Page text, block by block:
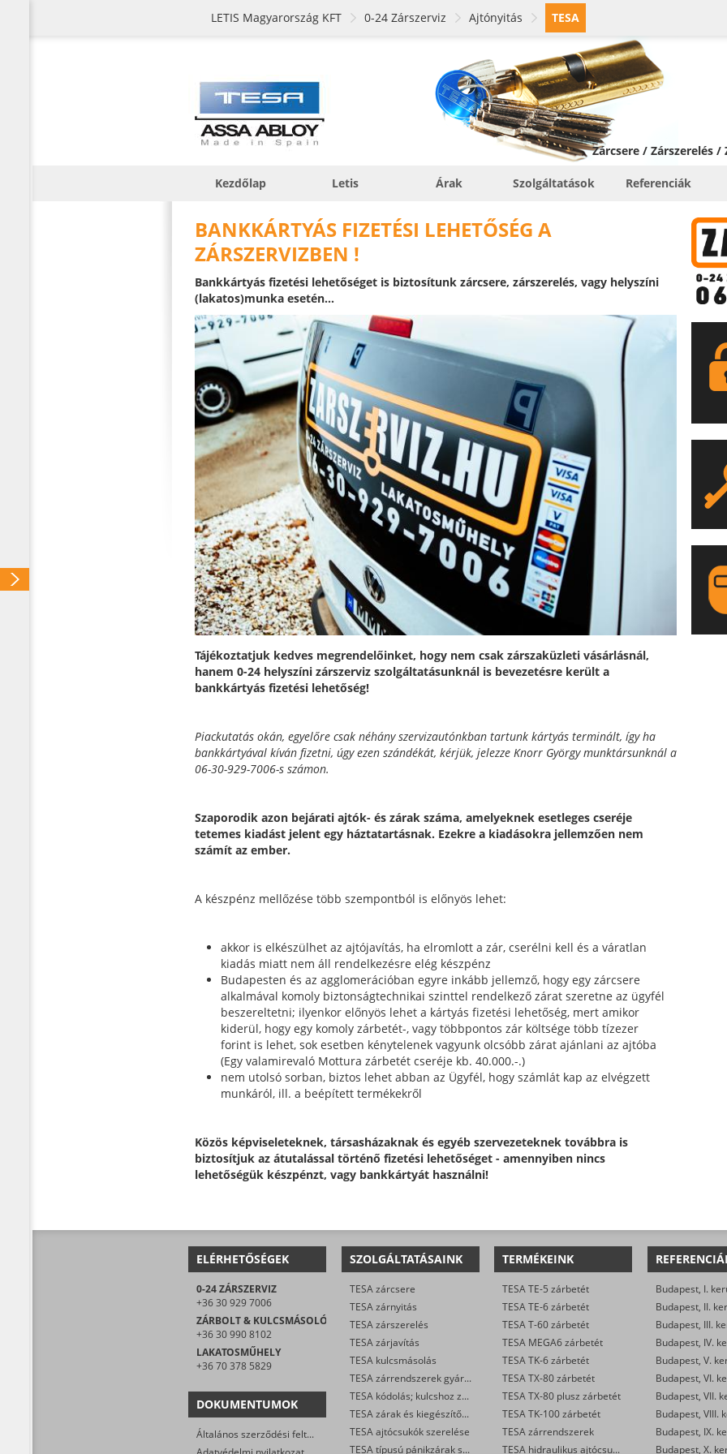
LETIS Magyarország KFT 0-24 Zárszerviz Ajtónyitás TESA
Zárcsere / Zárszerelés
Kezdőlap Letis Árak Szolgáltatások Referenciák
BANKKÁRTYÁS FIZETÉSI LEHETŐSÉG A
ZÁRSZERVIZBEN !
Bankkártyás fizetési lehetőséget is biztosítunk zárcsere, zárszerelés, vagy helyszíni
(lakatos)munka esetén...
Tájékoztatjuk kedves megrendelőinket, hogy nem csak zárszaküzleti vásárlásnál,
hanem 0-24 helyszíni zárszerviz szolgáltatásunknál is bevezetésre került a
bankkártyás fizetési lehetőség!
Piackutatás okán, egyelőre csak néhány szervizautónkban tartunk kártyás terminált, így ha
bankkártyával kíván fizetni, úgy ezen szándékát, kérjük, jelezze Knorr György munktársunknál a
06-30-929-7006-s számon.
Szaporodik azon bejárati ajtók- és zárak száma, amelyeknek esetleges cseréje
tetemes kiadást jelent egy háztatartásnak. Ezekre a kiadásokra jellemzően nem
számít az ember.
A készpénz mellőzése több szempontból is előnyös lehet:
akkor is elkészülhet az ajtójavítás, ha elromlott a zár, cserélni kell és a váratlan
kiadás miatt nem áll rendelkezésre elég készpénz
Budapesten és az agglomerációban egyre inkább jellemző, hogy egy zárcsere
alkalmával komoly biztonságtechnikai szinttel rendelkező zárat szeretne az ügyfél
beszereltetni; ilyenkor előnyös lehet a kártyás fizetési lehetőség, mert amikor
kiderül, hogy egy komoly zárbetét-, vagy többpontos zár költsége több tízezer
forint is lehet, sok esetben kénytelenek vagyunk olcsóbb zárat ajánlani az ajtóba
(Egy valamirevaló Mottura zárbetét cseréje kb. 40.000.-.)
nem utolsó sorban, biztos lehet abban az Ügyfél, hogy számlát kap az elvégzett
munkáról, ill. a beépített termékekről
Közös képviseleteknek, társasházaknak és egyéb szervezeteknek továbbra is
biztosítjuk az átutalással történő fizetési lehetőséget - amennyiben nincs
lehetőségük készpénzt, vagy bankkártyát használni!
ELÉRHETŐSÉGEK
0-24 ZÁRSZERVIZ
+36 30 929 7006
ZÁRBOLT & KULCSMÁSOLÓ
+36 30 990 8102
LAKATOSMŰHELY
+36 70 378 5829
DOKUMENTUMOK
Általános szerződési feltételek
SZOLGÁLTATÁSAINK
TESA zárcsere
TESA zárnyitás
TESA zárszerelés
TESA zárjavítás
TESA kulcsmásolás
TESA zárrendszerek gyártása
TESA kódolás; kulcshoz zárbetét készítése
TESA zárak és kiegészítők kereskedelme
TESA ajtócsukók szerelése
TESA típusú pánikzárak szerelése
TERMÉKEINK
TESA TE-5 zárbetét
TESA TE-6 zárbetét
TESA T-60 zárbetét
TESA MEGA6 zárbetét
TESA TK-6 zárbetét
TESA TX-80 zárbetét
TESA TX-80 plusz zárbetét
TESA TK-100 zárbetét
TESA zárrendszerek
TESA hidraulikus ajtócsukók
Budapest, I.
Budapest, II.
Budapest, III.
Budapest, IV.
Budapest, V.
Budapest, VI.
Budapest, VII.
Budapest, VIII.
Budapest, IX.
Budapest, X.